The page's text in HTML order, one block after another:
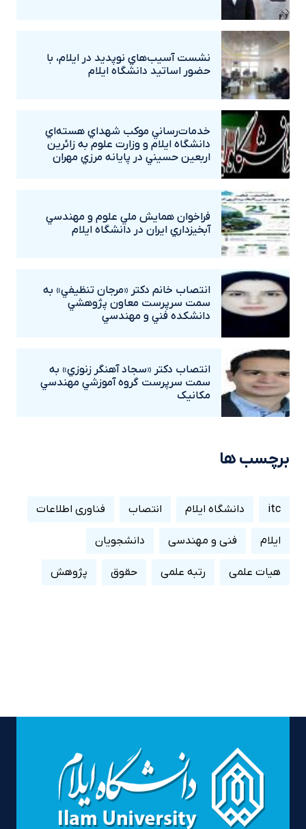
نشست آسيب‌هاي نوپديد در ايلام، با
حضور اساتيد دانشگاه ايلام
خدمات‌رساني موکب شهداي هسته‌اي
دانشگاه ايلام و وزارت علوم به زائرين
اربعين حسيني در پايانه مرزي مهران
فراخوان همايش ملي علوم و مهندسي
آبخيزداري ايران در دانشگاه ايلام
انتصاب خانم دکتر «مرجان تنظيفي» به
سمت سرپرست معاون پژوهشي
دانشکده فني و مهندسي
انتصاب دکتر «سجاد آهنگر زنوزي» به
سمت سرپرست گروه آموزشي مهندسي
مکانيک
برچسب ها
itc دانشگاه ایلام انتصاب فناوری اطلاعات
ایلام فنی و مهندسی دانشجویان
هیات علمی رتبه علمی حقوق پژوهش